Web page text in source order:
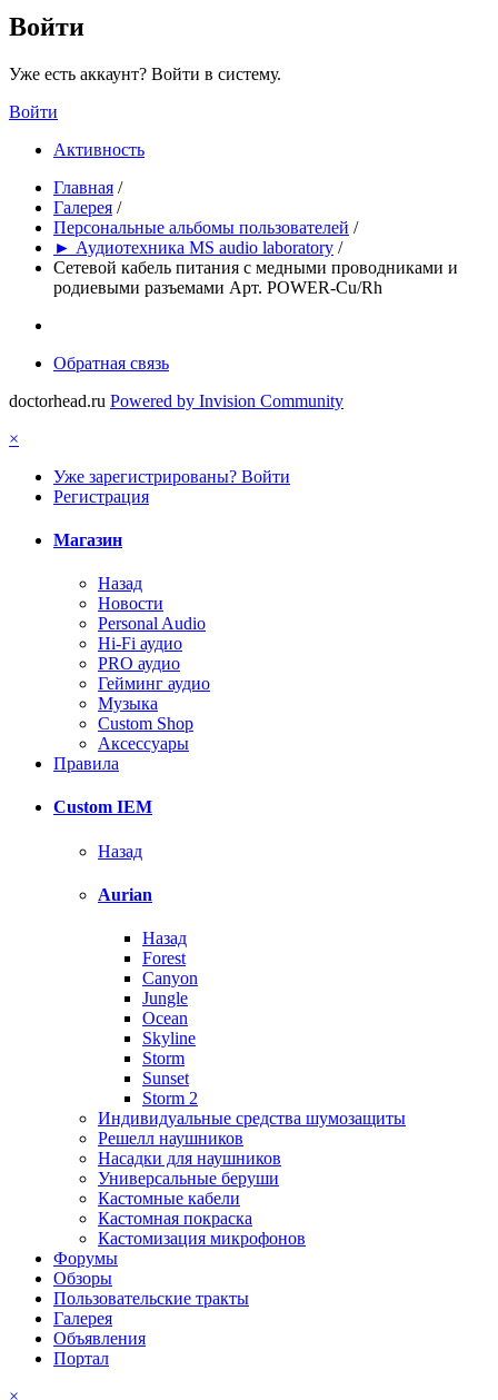
Войти
Уже есть аккаунт? Войти в систему.
Войти
Активность
Главная /
Галерея /
Персональные альбомы пользователей /
► Аудиотехника MS audio laboratory /
Сетевой кабель питания с медными проводниками и
родиевыми разъемами Арт. POWER-Cu/Rh
Обратная связь
doctorhead.ru Powered by Invision Community
×
Уже зарегистрированы? Войти
Регистрация
Магазин
Назад
Новости
Personal Audio
Hi-Fi аудио
PRO аудио
Гейминг аудио
Музыка
Custom Shop
Аксессуары
Правила
Custom IEM
Назад
Aurian
Назад
Forest
Canyon
Jungle
Ocean
Skyline
Storm
Sunset
Storm 2
Индивидуальные средства шумозащиты
Решелл наушников
Насадки для наушников
Универсальные беруши
Кастомные кабели
Кастомная покраска
Кастомизация микрофонов
Форумы
Обзоры
Пользовательские тракты
Галерея
Объявления
Портал